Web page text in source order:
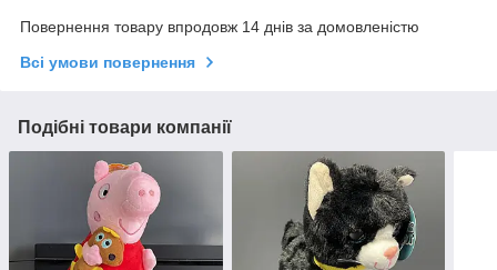
Повернення товару впродовж 14 днів за домовленістю
Всі умови повернення
Подібні товари компанії